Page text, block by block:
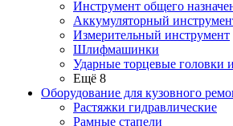
Инструмент общего
Аккумуляторный
Измерительный инструмент
Шлифмашинки
Ударные торцевые головки
Ещё 8
Оборудование для кузовного
Растяжки гидравлические
Рамные стапели